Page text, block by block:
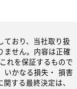
ており、当社取り扱
ません。内容は正確
れを保証するもので
いかなる損失・ 損害
する最終決定は、